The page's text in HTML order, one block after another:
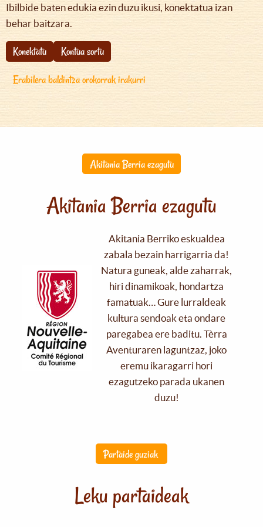
Ibilbide baten edukia ezin duzu ikusi, konektatua izan
behar baitzara.
Konektatu
Kontua sortu
Erabilera baldintza orokorrak irakurri
Akitania Berria ezagutu
Akitania Berria ezagutu
Akitania Berriko eskualdea
zabala bezain harrigarria da!
Natura guneak, alde zaharrak,
hiri dinamikoak, hondartza
famatuak… Gure lurraldeak
kultura sendoak eta ondare
paregabea ere baditu. Tèrra
Aventuraren laguntzaz, joko
eremu ikaragarri hori
ezagutzeko parada ukanen
duzu!
Partaide guziak
Leku partaideak